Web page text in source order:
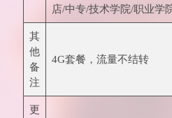
店/中专/技术学院/职业学
其
他
备
注
4G套餐，流量不结转
更